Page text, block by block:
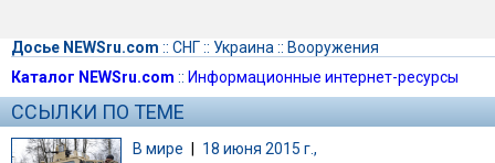
Досье NEWSru.com :: СНГ:: Украина :: Вооружения
Каталог NEWSru.com :: Информационные интернет-ресурсы
ССЫЛКИ ПО ТЕМЕ
В мире | 18 июня 2015 г.,